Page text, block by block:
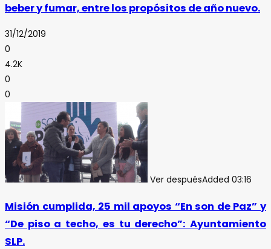
beber y fumar, entre los propósitos de año nuevo.
31/12/2019
0
4.2K
0
0
Ver despuésAdded 03:16
Misión cumplida, 25 mil apoyos “En son de Paz” y
“De piso a techo, es tu derecho”: Ayuntamiento
SLP.